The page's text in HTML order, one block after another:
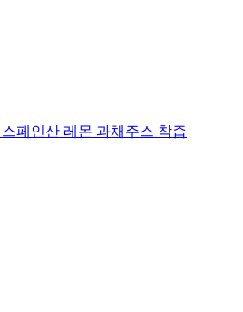
페인산 레몬 과채주스 착즙